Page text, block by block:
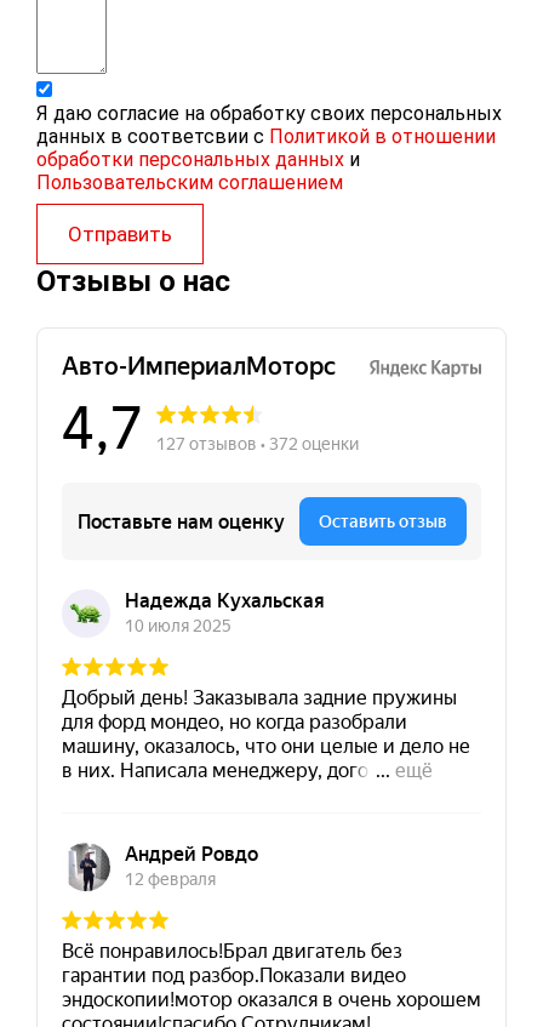
Я даю согласие на обработку своих персональных
данных в соответсвии с Политикой в отношении
обработки персональных данных и
Пользовательским соглашением
Отправить
Отзывы о нас